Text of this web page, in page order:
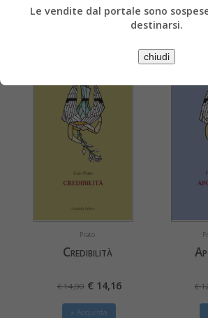
Prato
Credibilità
€ 14,90 € 14,16
» Acquista
€
Le vendite dal portale sono
destinarsi.
chiudi